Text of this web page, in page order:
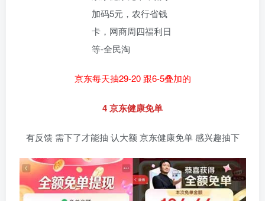
京东每天抽29-20 跟6-5叠加的
4 京东健康免单
有反馈 需下了才能抽 认大额 京东健康免单 感兴趣抽下